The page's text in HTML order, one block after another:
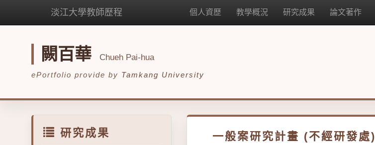
淡江大學教師歷程 個人資歷 教學概況 研究成果 論文著作
闕百華 Chueh Pai-hua
ePortfolio provide by Tamkang University
研究成果 一般案研究計畫 (不經研發處)